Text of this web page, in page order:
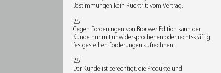
Bestimmungen kein Rücktritt vom Vertrag.
2.5
Gegen Forderungen von Brouwer Edition kann der
Kunde nur mit unwidersprochenen oder rechtskräftig
festgestellten Forderungen aufrechnen.
2.6
Der Kunde ist berechtigt, die Produkte und